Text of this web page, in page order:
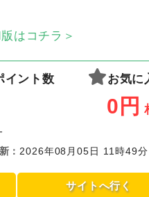
はコチラ＞
イント数 お気に
0 円
： 2026年08月05日 11時49分
サイトへ行く